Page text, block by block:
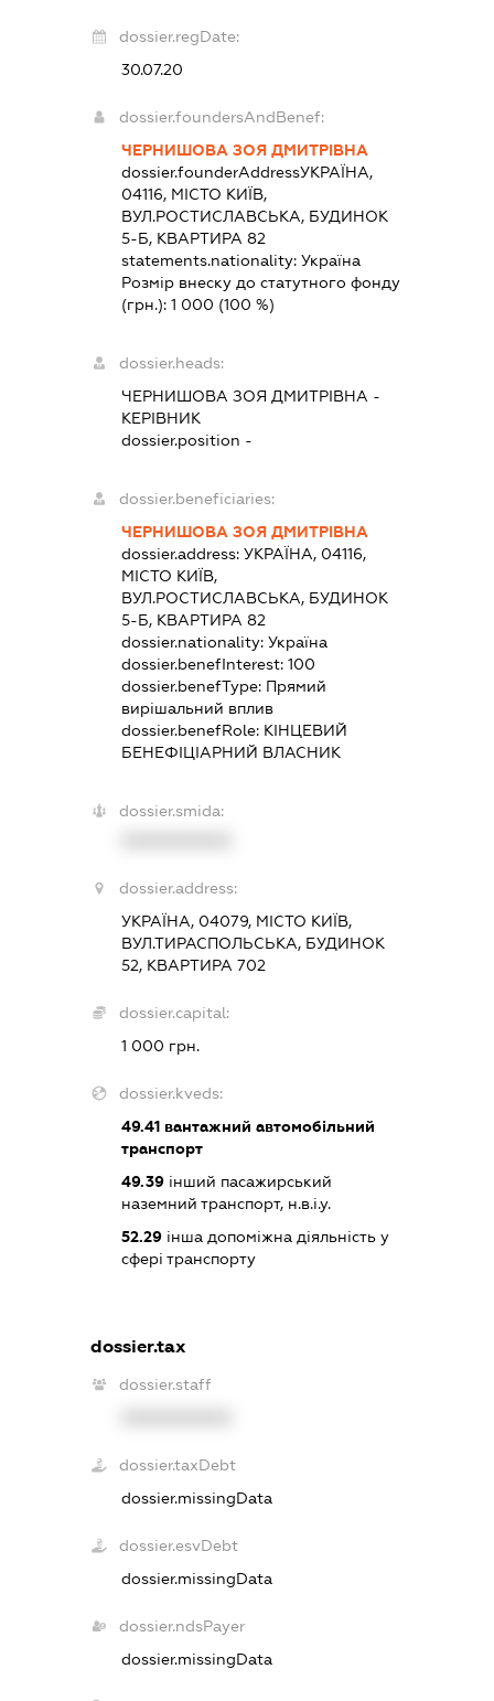
dossier.regDate:
30.07.20
dossier.foundersAndBenef:
ЧЕРНИШОВА ЗОЯ ДМИТРІВНА
dossier.founderAddressУКРАЇНА,
04116, МІСТО КИЇВ,
ВУЛ.РОСТИСЛАВСЬКА, БУДИНОК
5-Б, КВАРТИРА 82
statements.nationality:Україна
Розмір внеску до статутного фонду
(грн.):1 000 (100 %)
dossier.heads:
ЧЕРНИШОВА ЗОЯ ДМИТРІВНА -
КЕРІВНИК
dossier.position -
dossier.beneficiaries:
ЧЕРНИШОВА ЗОЯ ДМИТРІВНА
dossier.address:УКРАЇНА, 04116,
МІСТО КИЇВ,
ВУЛ.РОСТИСЛАВСЬКА, БУДИНОК
5-Б, КВАРТИРА 82
dossier.nationality:Україна
dossier.benefInterest:100
dossier.benefType: Прямий
вирішальний вплив
dossier.benefRole: КІНЦЕВИЙ
БЕНЕФІЦІАРНИЙ ВЛАСНИК
dossier.smida:
dossier.address:
УКРАЇНА, 04079, МІСТО КИЇВ,
ВУЛ.ТИРАСПОЛЬСЬКА, БУДИНОК
52, КВАРТИРА 702
dossier.capital:
1 000 грн.
dossier.kveds:
49.41 вантажний автомобільний
транспорт
49.39 інший пасажирський
наземний транспорт, н.в.і.у.
52.29 інша допоміжна діяльність у
сфері транспорту
dossier.tax
dossier.staff
dossier.taxDebt
dossier.missingData
dossier.esvDebt
dossier.missingData
dossier.ndsPayer
dossier.missingData